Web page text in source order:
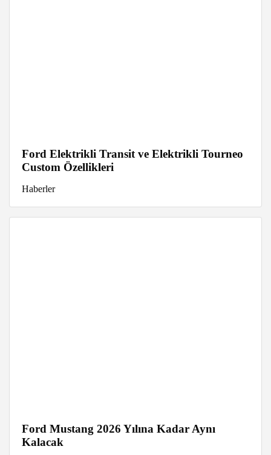
Ford Elektrikli Transit ve Elektrikli Tourneo
Custom Özellikleri
Haberler
Ford Mustang 2026 Yılına Kadar Aynı
Kalacak